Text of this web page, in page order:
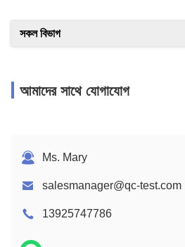
সকল বিভাগ
আমাদের সাথে যোগাযোগ
Ms. Mary
salesmanager@qc-test.com
13925747786